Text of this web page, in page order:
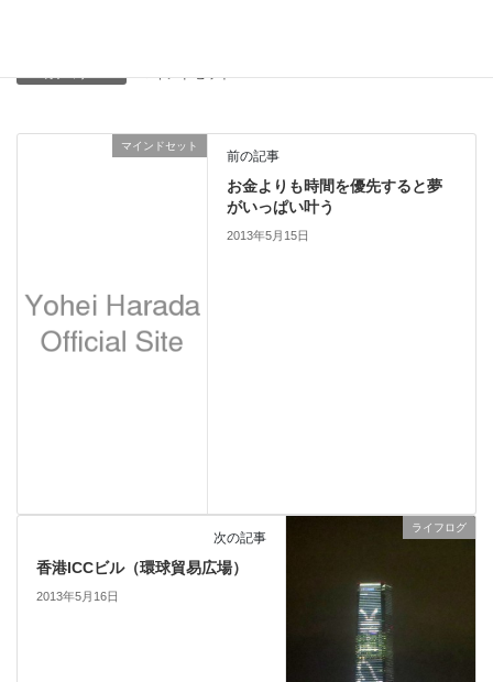
マインドセット
マインドセット
前の記事
お金よりも時間を優先すると夢
がいっぱい叶う
2013年5月15日
ライフログ
次の記事
香港ICCビル（環球貿易広場）
2013年5月16日